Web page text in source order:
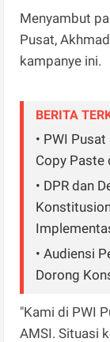
Menyambut
Pusat,
kampanye ini.
BERITA
• PWI
Copy Paste
• DPR dan
• Audiensi
Dorong
"Kami di PWI
AMSI. Situasi